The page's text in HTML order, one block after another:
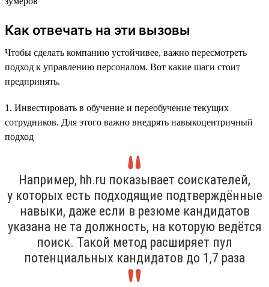
Как отвечать на эти вызовы
Чтобы сделать компанию устойчивее, важно пересмотреть
подход к управлению персоналом. Вот какие шаги стоит
предпринять.
1. Инвестировать в обучение и переобучение текущих
сотрудников. Для этого важно внедрять навыкоцентричный
подход
Например, hh.ru показывает соискателей,
у которых есть подходящие подтверждённые
навыки, даже если в резюме кандидатов
указана не та должность, на которую ведётся
поиск. Такой метод расширяет пул
потенциальных кандидатов до 1,7 раза